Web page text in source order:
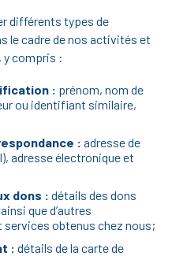
différents types de
le cadre de nos activités et
y compris :
: prénom, nom de
ou identifiant similaire,
: adresse de
adresse électronique et
dons :détails des dons
que d’autres
obtenus chez nous;
: détails de la carte de